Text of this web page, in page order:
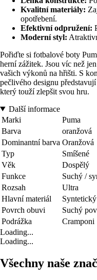
Kvalitní materiály:
opotřebení.
Efektivní odpružení:
Moderní styl:
Pořiďte si fotbalové boty
herní zážitek. Jsou víc než
vašich výkonů na hřišti. S
pečlivého designu
který touží zlepšit svou hru.
Další informace
Marki
Puma
Barva
oranžová
Dominantní barva Oranžová
Typ
Smíšené
Věk
Dospělý
Funkce
Suchý /
Rozsah
Ultra
Hlavní materiál
Povrch obuvi
Suchý
Podrážka
Cramponi
Loading...
Loading...
Všechny naše